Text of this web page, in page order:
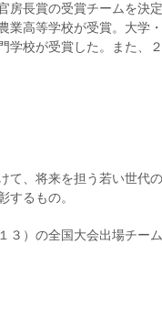
房長賞の受賞チームを決
高等学校が受賞。大学・
学校が受賞した。また、
て、将来を担う若い世代
するもの。
３）の全国大会出場チー